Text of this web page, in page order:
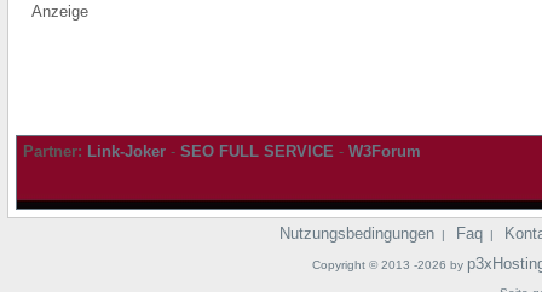
Anzeige
Partner: Link-Joker - SEO FULL SERVICE - W3Forum
Nutzungsbedingungen | Faq |
Copyright © 2013 -2026 by